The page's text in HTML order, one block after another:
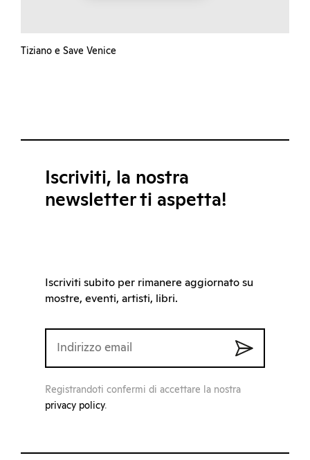
Tiziano e Save Venice
Iscriviti, la nostra
newsletter ti aspetta!
Iscriviti subito per rimanere aggiornato su
mostre, eventi, artisti, libri.
Registrandoti confermi di accettare la nostra
privacy policy.